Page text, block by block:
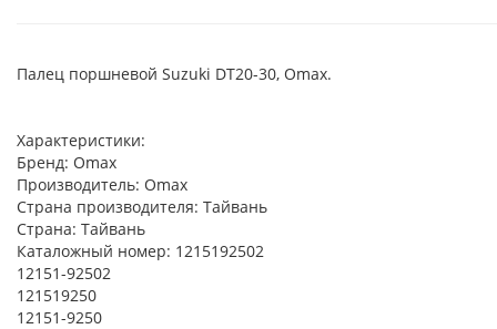
Палец поршневой Suzuki DT20-30, Omax.
Характеристики:
Бренд: Omax
Производитель: Omax
Страна производителя: Тайвань
Страна: Тайвань
Каталожный номер: 1215192502
12151-92502
121519250
12151-9250